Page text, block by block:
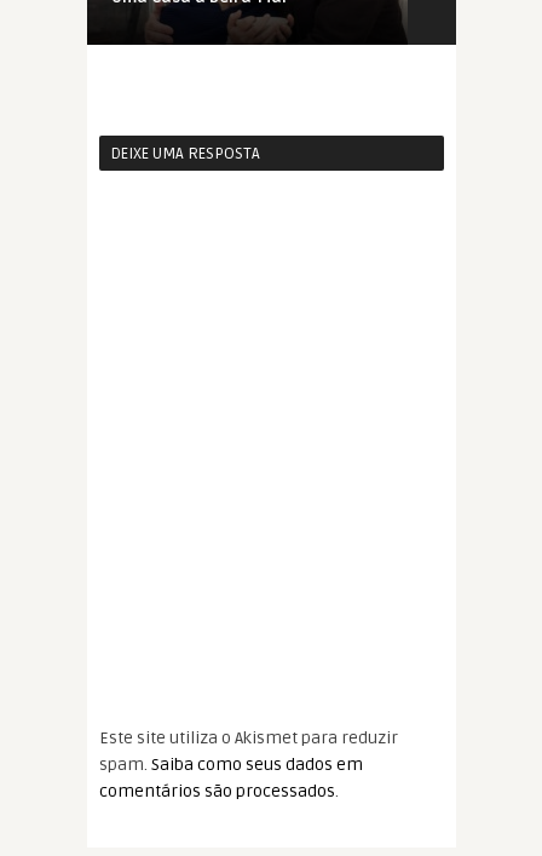
DEIXE UMA RESPOSTA
Este site utiliza o Akismet para reduzir
spam. Saiba como seus dados em
comentários são processados.